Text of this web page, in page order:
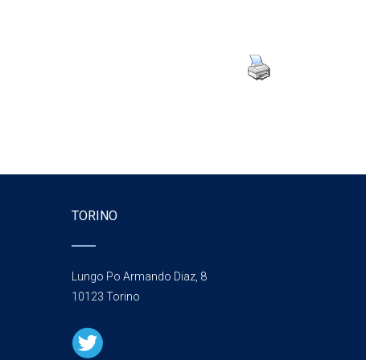
TORINO
Lungo Po Armando Diaz, 8
10123 Torino